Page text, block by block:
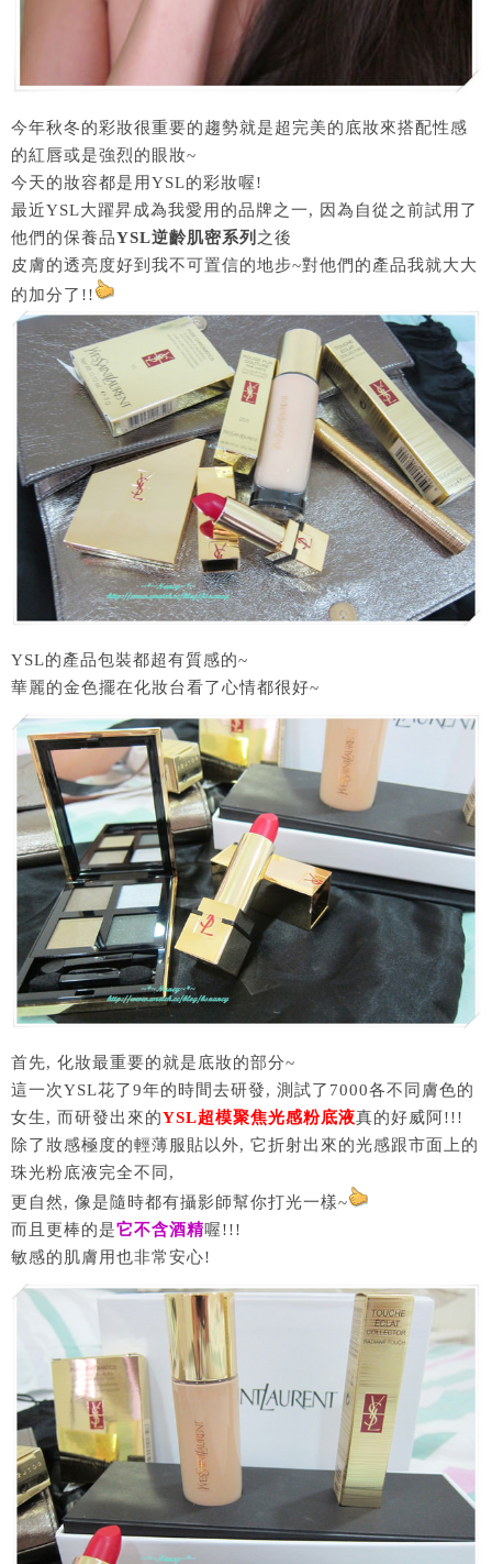
今年秋冬的彩妝很重要的趨勢就是超完美的底妝來搭配性感
的紅唇或是強烈的眼妝~
今天的妝容都是用YSL的彩妝喔!
最近YSL大躍昇成為我愛用的品牌之一, 因為自從之前試用了
他們的保養品YSL逆齡肌密系列 之後
皮膚的透亮度好到我不可置信的地步~對他們的產品我就大大
的加分了!!
YSL的產品包裝都超有質感的~
華麗的金色擺在化妝台看了心情都很好~
首先, 化妝最重要的就是底妝的部分~
這一次YSL花了9年的時間去研發, 測試了7000各不同膚色的
女生, 而研發出來的YSL超模聚焦光感粉底液真的好威阿!!!
除了妝感極度的輕薄服貼以外, 它折射出來的光感跟市面上的
珠光粉底液完全不同,
更自然, 像是隨時都有攝影師幫你打光一樣~
而且更棒的是它不含酒精喔!!!
敏感的肌膚用也非常安心!